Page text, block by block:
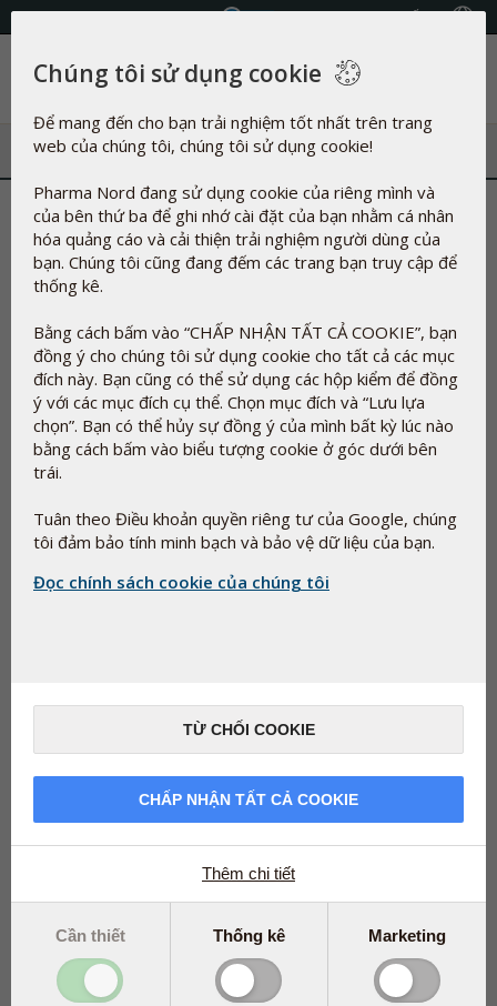
Danh mục
Tổng quan về thành phần
Sản phẩm của chúng tôi có gì?
Trong sản xuất thực phẩm chức năng và thuốc thảo dược
không phải lúc nào cũng có thể không sử dụng tá dược.
Mục đích của tá dược là làm cho các hoạt chất trong viên nén
và viên nang dính lại với nhau, bảo vệ chúng chống lại sự phân
hủy từ oxy trong không khí, từ vi sinh vật và từ bức xạ UV,
điều chỉnh độ đặc, cải thiện mùi vị. , làm cho chúng dễ nuốt
hơn và trong một số trường hợp để làm cho chế phẩm trông
hấp dẫn hơn.
tổng hợp. Một vài ví dụ về điều này là glycerol (E-422), là
thành phần bình thường của thực phẩm và pectin (E-440),
Chúng tôi sử dụng cookie
Để mang đến cho bạn trải nghiệm tốt nhất trên trang
web của chúng tôi, chúng tôi sử dụng cookie!
Pharma Nord đang sử dụng cookie của riêng mình và
của bên thứ ba để ghi nhớ cài đặt của bạn nhằm cá nhân
hóa quảng cáo và cải thiện trải nghiệm người dùng của
bạn. Chúng tôi cũng đang đếm các trang bạn truy cập để
thống kê.
Bằng cách bấm vào “CHẤP NHẬN TẤT CẢ COOKIE”, bạn
đồng ý cho chúng tôi sử dụng cookie cho tất cả các mục
đích này. Bạn cũng có thể sử dụng các hộp kiểm để đồng
ý với các mục đích cụ thể. Chọn mục đích và “Lưu lựa
chọn”. Bạn có thể hủy sự đồng ý của mình bất kỳ lúc nào
bằng cách bấm vào biểu tượng cookie ở góc dưới bên
trái.
Tuân theo Điều khoản quyền riêng tư của Google, chúng
tôi đảm bảo tính minh bạch và bảo vệ dữ liệu của bạn.
Đọc chính sách cookie của chúng tôi
TỪ CHỐI COOKIE
CHẤP NHẬN TẤT CẢ COOKIE
Thêm chi tiết
Cần thiết Thống kê Marketing